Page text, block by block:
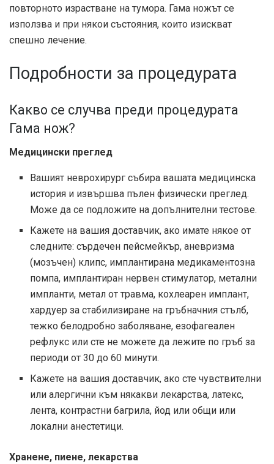
повторното израстване на тумора. Гама ножът се
използва и при някои състояния, които изискват
спешно лечение.
Подробности за процедурата
Какво се случва преди процедурата
Гама нож?
Медицински преглед
Вашият неврохирург събира вашата медицинска
история и извършва пълен физически преглед.
Може да се подложите на допълнителни тестове.
Кажете на вашия доставчик, ако имате някое от
следните: сърдечен пейсмейкър, аневризма
(мозъчен) клипс, имплантирана медикаментозна
помпа, имплантиран нервен стимулатор, метални
импланти, метал от травма, кохлеарен имплант,
хардуер за стабилизиране на гръбначния стълб,
тежко белодробно заболяване, езофагеален
рефлукс или сте не можете да лежите по гръб за
периоди от 30 до 60 минути.
Кажете на вашия доставчик, ако сте чувствителни
или алергични към някакви лекарства, латекс,
лента, контрастни багрила, йод или общи или
локални анестетици.
Хранене, пиене, лекарства